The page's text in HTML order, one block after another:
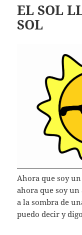
EL SOL
SOL
Ahora que soy
ahora que soy
a la sombra de
puedo decir y